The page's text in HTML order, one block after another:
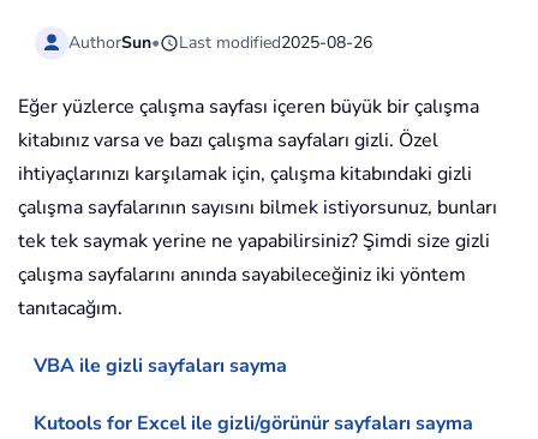
AuthorSun• Last modified2025-08-26
Eğer yüzlerce çalışma sayfası içeren büyük bir çalışma
kitabınız varsa ve bazı çalışma sayfaları gizli. Özel
ihtiyaçlarınızı karşılamak için, çalışma kitabındaki gizli
çalışma sayfalarının sayısını bilmek istiyorsunuz, bunları
tek tek saymak yerine ne yapabilirsiniz? Şimdi size gizli
çalışma sayfalarını anında sayabileceğiniz iki yöntem
tanıtacağım.
VBA ile gizli sayfaları sayma
Kutools for Excel ile gizli/görünür sayfaları sayma